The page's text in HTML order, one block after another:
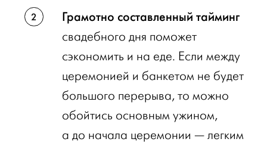
Грамотно составленный тайминг
свадебного дня поможет
сэкономить и на еде. Если между
церемонией и банкетом не будет
большого перерыва, то можно
обойтись основным ужином,
а до начала церемонии — легким